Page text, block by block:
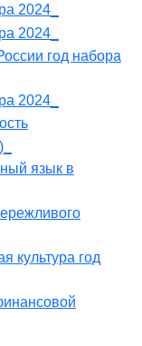
2024_
2024_
год набора
2024_
язык в
культура год